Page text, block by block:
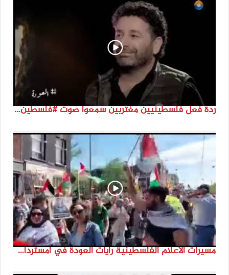
ردة فعل فلسطينيين مغتربين سمعوا صوت #فلسطين لأول مرة #نتماء2022 #القدس_موعدنا #النكبة74
مسيرات الاعلام الفلسطينية رايات العودة في امستردام #النكبة74 #انتماء2022 #القدس_موعدنا